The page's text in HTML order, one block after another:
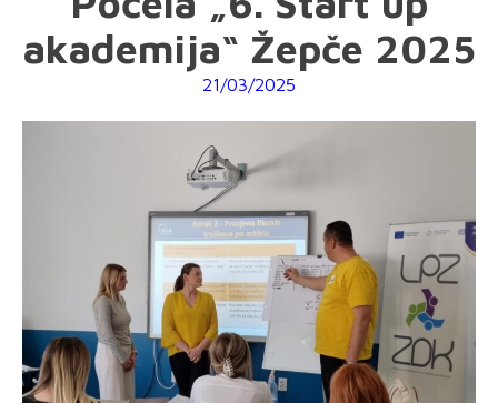
akademija“ Žepče 2025
21/03/2025